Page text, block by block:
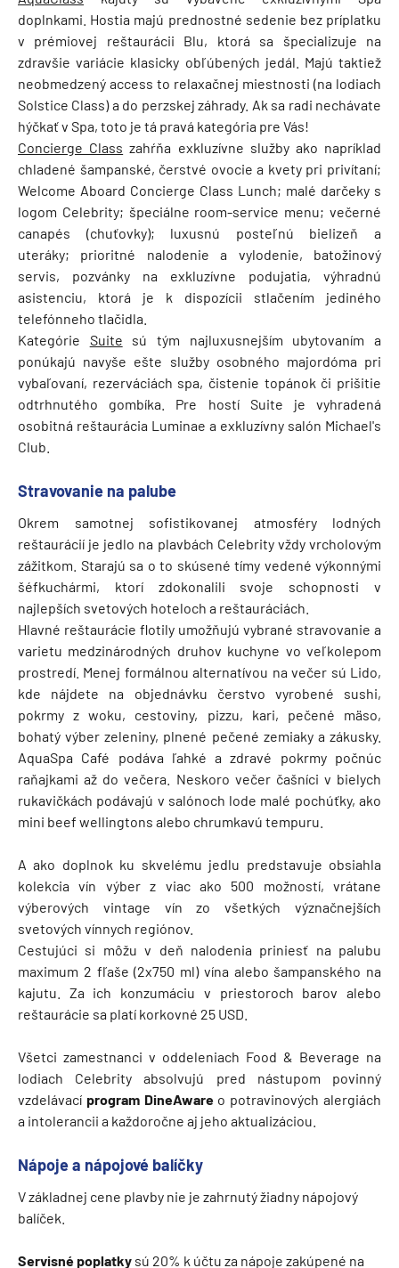
doplnkami. Hostia majú prednostné sedenie bez príplatku
v prémiovej reštaurácii Blu, ktorá sa špecializuje na
zdravšie variácie klasicky obľúbených jedál. Majú taktiež
neobmedzený access to relaxačnej miestnosti (na lodiach
Solstice Class) a do perzskej záhrady. Ak sa radi nechávate
hýčkať v Spa, toto je tá pravá kategória pre Vás!
Concierge Class zahŕňa exkluzívne služby ako napríklad
chladené šampanské, čerstvé ovocie a kvety pri privítaní;
Welcome Aboard Concierge Class Lunch; malé darčeky s
logom Celebrity; špeciálne room-service menu; večerné
canapés (chuťovky); luxusnú posteľnú bielizeň a
uteráky; prioritné nalodenie a vylodenie, batožinový
servis, pozvánky na exkluzívne podujatia, výhradnú
asistenciu, ktorá je k dispozícii stlačením jediného
telefónneho tlačidla.
Kategórie Suite sú tým najluxusnejším ubytovaním a
ponúkajú navyše ešte služby osobného majordóma pri
vybaľovaní, rezerváciách spa, čistenie topánok či prišitie
odtrhnutého gombíka. Pre hostí Suite je vyhradená
osobitná reštaurácia Luminae a exkluzívny salón Michael's
Club.
Stravovanie na palube
Okrem samotnej sofistikovanej atmosféry lodných
reštaurácií je jedlo na plavbách Celebrity vždy vrcholovým
zážitkom. Starajú sa o to skúsené tímy vedené výkonnými
šéfkuchármi, ktorí zdokonalili svoje schopnosti v
najlepších svetových hoteloch a reštauráciách.
Hlavné reštaurácie flotily umožňujú vybrané stravovanie a
varietu medzinárodných druhov kuchyne vo veľkolepom
prostredí. Menej formálnou alternatívou na večer sú Lido,
kde nájdete na objednávku čerstvo vyrobené sushi,
pokrmy z woku, cestoviny, pizzu, kari, pečené mäso,
bohatý výber zeleniny, plnené pečené zemiaky a zákusky.
AquaSpa Café podáva ľahké a zdravé pokrmy počnúc
raňajkami až do večera. Neskoro večer čašníci v bielych
rukavičkách podávajú v salónoch lode malé pochúťky, ako
mini beef wellingtons alebo chrumkavú tempuru.
A ako doplnok ku skvelému jedlu predstavuje obsiahla
kolekcia vín výber z viac ako 500 možností, vrátane
výberových vintage vín zo všetkých význačnejších
svetových vínnych regiónov.
Cestujúci si môžu v deň nalodenia priniesť na palubu
maximum 2 fľaše (2x750 ml) vína alebo šampanského na
kajutu. Za ich konzumáciu v priestoroch barov alebo
reštaurácie sa platí korkovné 25 USD.
Všetci zamestnanci v oddeleniach Food & Beverage na
lodiach Celebrity absolvujú pred nástupom povinný
vzdelávací program DineAwareo potravinových alergiách
a intolerancii a každoročne aj jeho aktualizáciou.
Nápoje a nápojové balíčky
V základnej cene plavby nie je zahrnutý žiadny nápojový
balíček.
Servisné poplatky sú 20% k účtu za nápoje zakúpené na